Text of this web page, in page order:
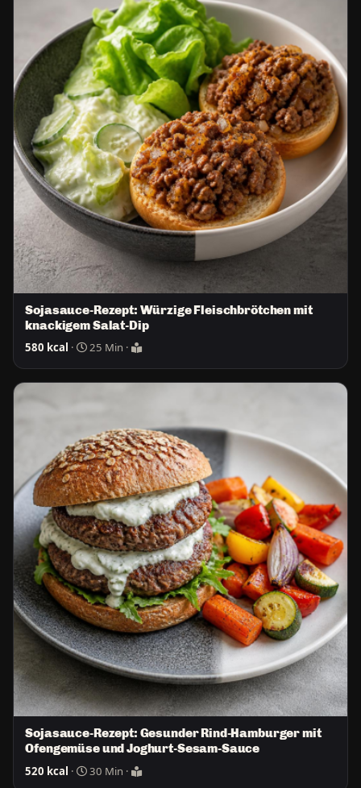
Sojasauce-Rezept: Würzige Fleischbrötchen mit
knackigem Salat-Dip
580 kcal · 25 Min ·
Sojasauce-Rezept: Gesunder Rind-Hamburger mit
Ofengemüse und Joghurt-Sesam-Sauce
520 kcal · 30 Min ·